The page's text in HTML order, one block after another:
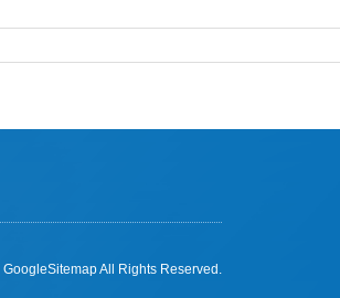
GoogleSitemapAll Rights Reserved.